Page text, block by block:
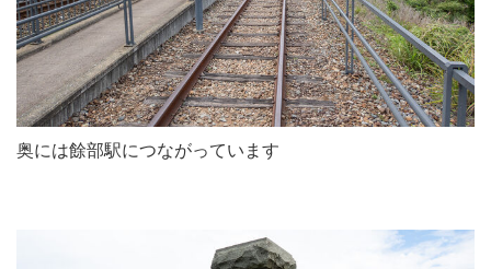
奥には餘部駅につながっています